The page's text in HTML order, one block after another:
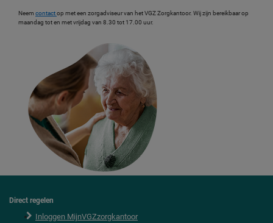
Neem contactop met een zorgadviseur van het VGZ Zorgkantoor. Wij zijn bereikbaar op
maandag tot en met vrijdag van 8.30 tot 17.00 uur.
Direct regelen
Inloggen MijnVGZzorgkantoor